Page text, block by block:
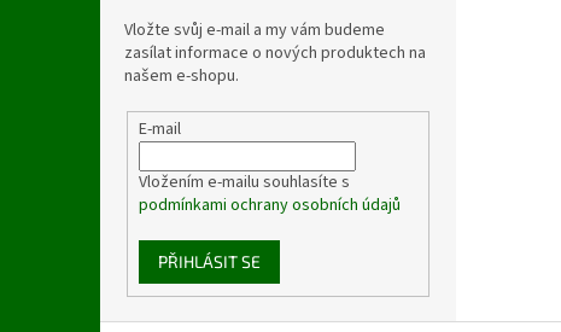
Vložte svůj e-mail a my vám budeme
zasílat informace o nových produktech na
našem e-shopu.
E-mail
Vložením e-mailu souhlasíte s
podmínkami ochrany osobních údajů
PŘIHLÁSIT SE